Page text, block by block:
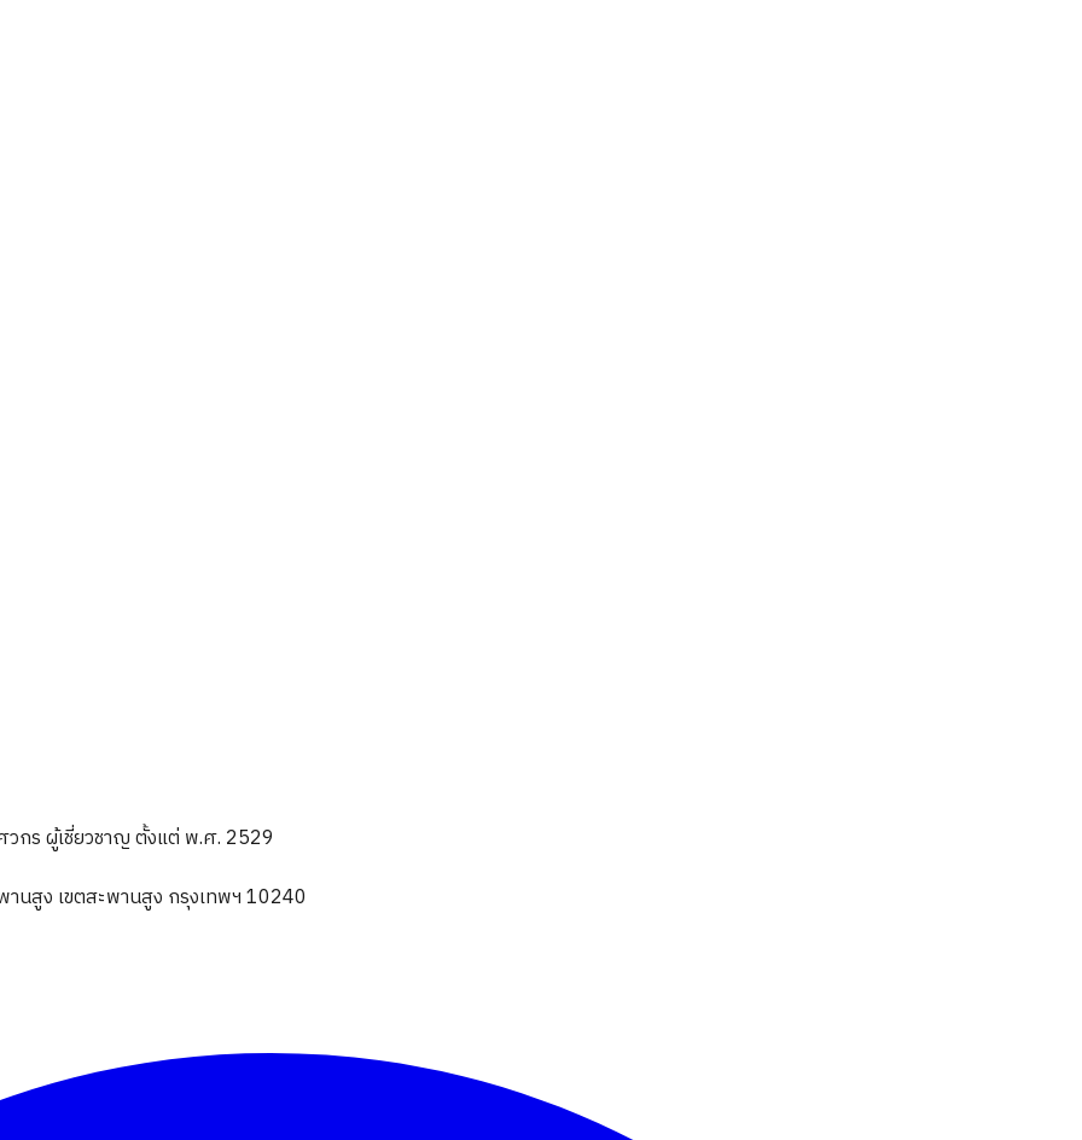
วกร ผู้เชี่ยวชาญ ตั้งแต่ พ.ศ. 2529
นสูง เขตสะพานสูง กรุงเทพฯ 10240